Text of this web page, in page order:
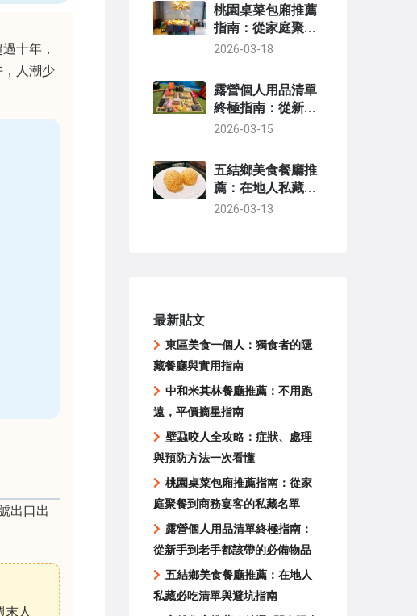
十年，
，人潮少
出口出
末人
桃園桌菜包廂推薦
指南：從家庭聚餐
到商務宴客的私藏
2026-03-18
露營個人用品清單
終極指南：從新手
到老手都該帶的必
2026-03-15
五結鄉美食餐廳推
薦：在地人私藏必
吃清單與避坑指南
2026-03-13
最新貼文
東區美食一個人：獨食者的隱
藏餐廳與實用指南
中和米其林餐廳推薦：不用跑
遠，平價摘星指南
壁蝨咬人全攻略：症狀、處理
與預防方法一次看懂
桃園桌菜包廂推薦指南：從家
庭聚餐到商務宴客的私藏名單
露營個人用品清單終極指南：
從新手到老手都該帶的必備物品
五結鄉美食餐廳推薦：在地人
私藏必吃清單與避坑指南